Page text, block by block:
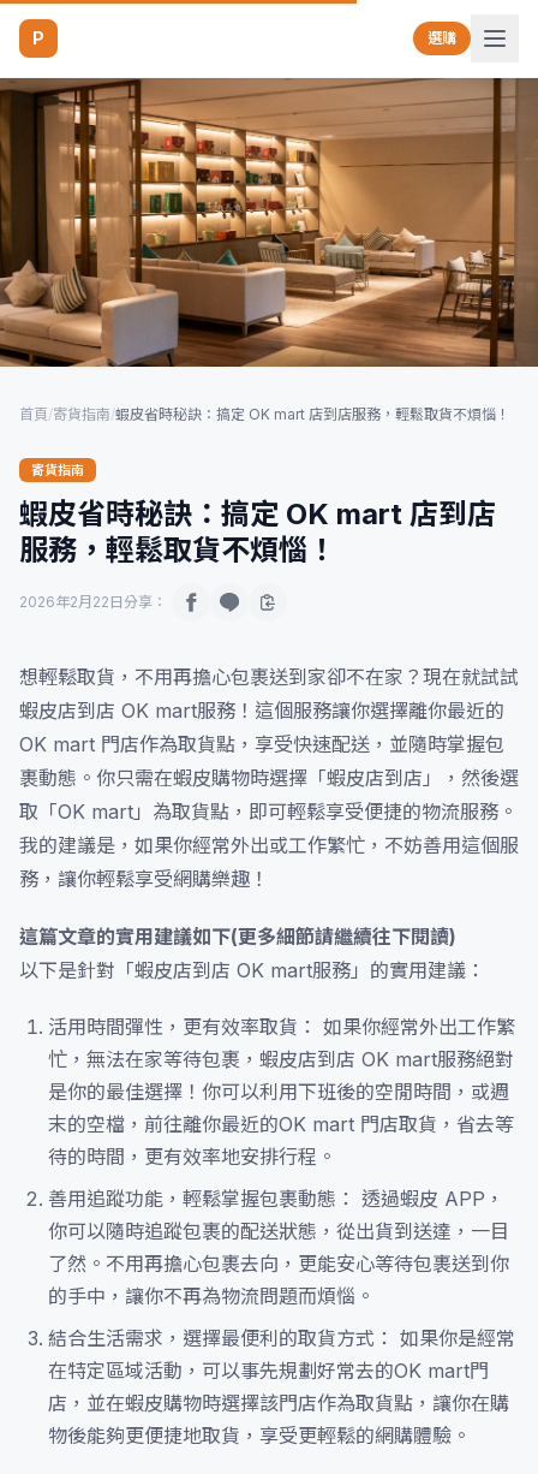
P 選購
首頁/寄貨指南/蝦皮省時秘訣：搞定 OK mart 店到店服務，輕鬆取貨不煩惱！
寄貨指南
蝦皮省時秘訣：搞定 OK mart 店到店
服務，輕鬆取貨不煩惱！
2026年2月22日 分享：
想輕鬆取貨，不用再擔心包裹送到家卻不在家？現在就試試
蝦皮店到店 OK mart服務！這個服務讓你選擇離你最近的
OK mart 門店作為取貨點，享受快速配送，並隨時掌握包
裹動態。你只需在蝦皮購物時選擇「蝦皮店到店」，然後選
取「OK mart」為取貨點，即可輕鬆享受便捷的物流服務。
我的建議是，如果你經常外出或工作繁忙，不妨善用這個服
務，讓你輕鬆享受網購樂趣！
這篇文章的實用建議如下(更多細節請繼續往下閱讀)
以下是針對「蝦皮店到店 OK mart服務」的實用建議：
活用時間彈性，更有效率取貨： 如果你經常外出工作繁
忙，無法在家等待包裹，蝦皮店到店 OK mart服務絕對
是你的最佳選擇！你可以利用下班後的空閒時間，或週
末的空檔，前往離你最近的OK mart 門店取貨，省去等
待的時間，更有效率地安排行程。
善用追蹤功能，輕鬆掌握包裹動態： 透過蝦皮 APP，
你可以隨時追蹤包裹的配送狀態，從出貨到送達，一目
了然。不用再擔心包裹去向，更能安心等待包裹送到你
的手中，讓你不再為物流問題而煩惱。
結合生活需求，選擇最便利的取貨方式： 如果你是經常
在特定區域活動，可以事先規劃好常去的OK mart門
店，並在蝦皮購物時選擇該門店作為取貨點，讓你在購
物後能夠更便捷地取貨，享受更輕鬆的網購體驗。